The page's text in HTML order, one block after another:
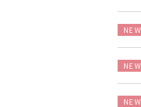
NEW
NEW
NEW